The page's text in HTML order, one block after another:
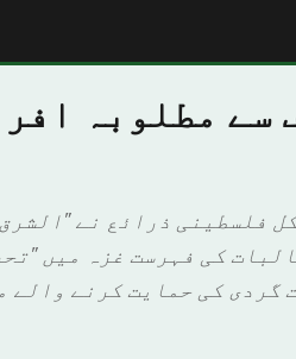
سے مطلوبہ
فلسطینی ذرائع نے
کی فہرست غزہ میں
گردی کی حمایت کرنے والے